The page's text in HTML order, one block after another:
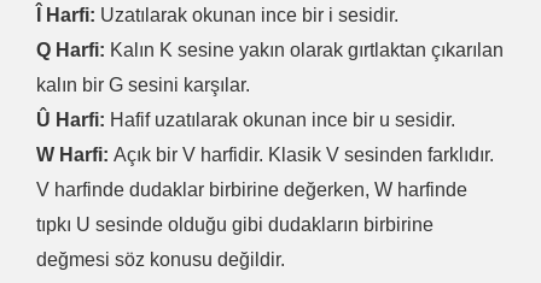
Î Harfi: Uzatılarak okunan ince bir i sesidir.
Q Harfi: Kalın K sesine yakın olarak gırtlaktan çıkarılan
kalın bir G sesini karşılar.
Û Harfi: Hafif uzatılarak okunan ince bir u sesidir.
W Harfi: Açık bir V harfidir. Klasik V sesinden farklıdır.
V harfinde dudaklar birbirine değerken, W harfinde
tıpkı U sesinde olduğu gibi dudakların birbirine
değmesi söz konusu değildir.